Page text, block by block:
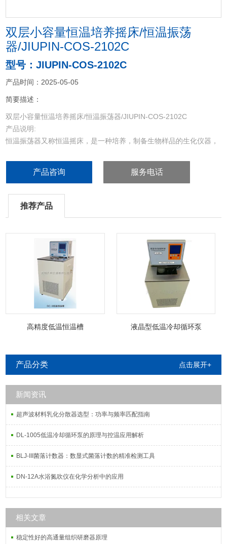
双层小容量恒温培养摇床/恒温振荡
器/JIUPIN-COS-2102C
型号：JIUPIN-COS-2102C
产品时间：2025-05-05
简要描述：
双层小容量恒温培养摇床/恒温振荡器/JIUPIN-COS-2102C
产品说明:
恒温振荡器又称恒温摇床，是一种培养，制备生物样品的生化仪器，
产品咨询 服务电话
推荐产品
高精度低温恒温槽 液晶型低温冷却循环泵
产品分类 点击展开+
新闻资讯
超声波材料乳化分散器选型：功率与频率匹配指南
DL-1005低温冷却循环泵的原理与控温应用解析
BLJ-III菌落计数器：数显式菌落计数的精准检测工具
DN-12A水浴氮吹仪在化学分析中的应用
相关文章
稳定性好的高通量组织研磨器原理